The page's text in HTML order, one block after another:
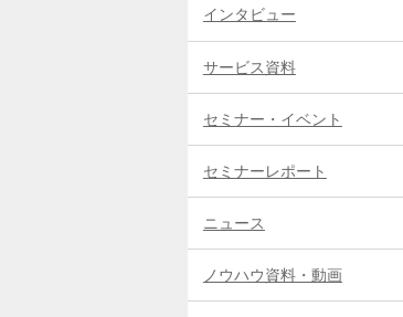
インタビュー
サービス資料
セミナー・イベント
セミナーレポート
ニュース
ノウハウ資料・動画